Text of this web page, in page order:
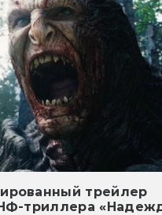
трейлер
триллера